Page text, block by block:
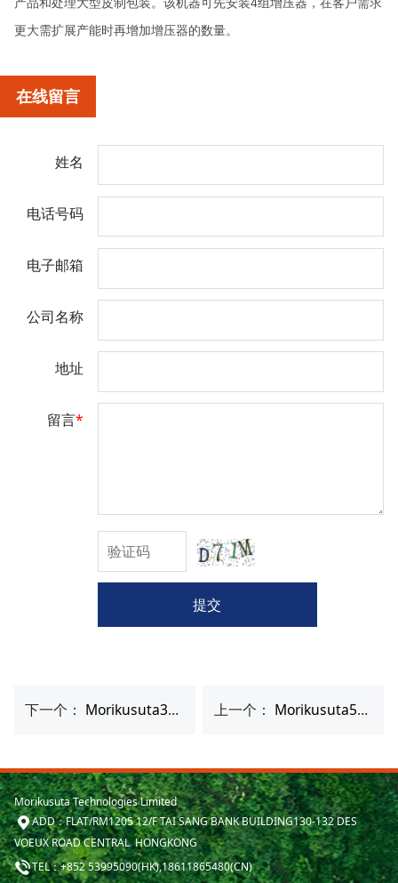
更大需扩展产能时再增加增压器的数量。
在线留言
姓名
电话号码
电子邮箱
公司名称
地址
留言*
提交
上一个： Morikusuta525超高压食品加工设备
下一个： Morikusuta300超高压食品加工设备
Morikusuta Technologies Limited
ADD：FLAT/RM1205 12/F TAI SANG BANK BUILDING130-132 DES
VOEUX ROAD CENTRAL HONGKONG
TEL：+852 53995090(HK),18611865480(CN)